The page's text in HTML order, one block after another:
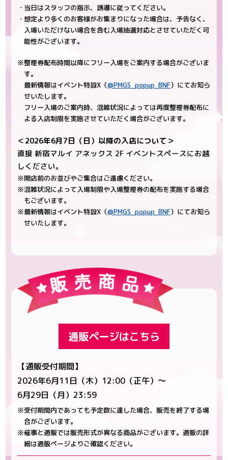
・当日はスタッフの指示、誘導に従ってください。
・想定より多くのお客様がお集まりになった場合は、予告なく、
入場いただけない場合を含む入場抽選対応とさせていただく可
能性がございます。
※整理券配布時間以降にフリー入場をご案内する場合がございま
す。
最新情報はイベント特設X（@PMGS_popup_BNF）にてお知ら
せいたします。
フリー入場のご案内時、混雑状況によっては再度整理券配布に
よる入店制限を実施させていただく場合がございます。
＜2026年6月7日（日）以降の入店について＞
直接 新宿マルイ アネックス 2F イベントスペースにお越
しください。
※開店前のお並びやご集合はご遠慮ください。
※混雑状況によって入場制限や入場整理券の配布を実施する場合
もございます。
※最新情報はイベント特設X（@PMGS_popup_BNF）にてお知ら
せいたします。
通販ページはこちら
【通販受付期間】
2026年6月11日（木）12:00（正午）～
6月29日（月）23:59
※受付期間内であっても予定数に達した場合、販売を終了する場
合がございます。
※催事と通販では販売形式が異なる商品がございます。通販の詳
細は通販ページよりご確認ください。